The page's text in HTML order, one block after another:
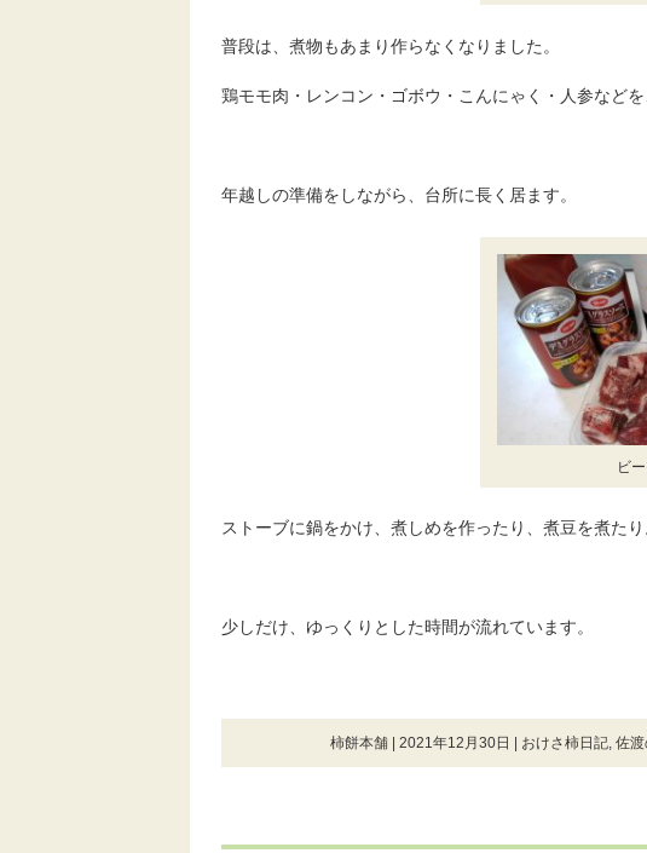
普段は、煮物もあまり作らなくなりました。
鶏モモ肉・レンコン・ゴボウ・こんにゃく・人参などを
年越しの準備をしながら、台所に長く居ます。
ビ
ストーブに鍋をかけ、煮しめを作ったり、煮豆を煮たり
少しだけ、ゆっくりとした時間が流れています。
柿餅本舗 | 2021年12月30日 | おけさ柿日記, 佐